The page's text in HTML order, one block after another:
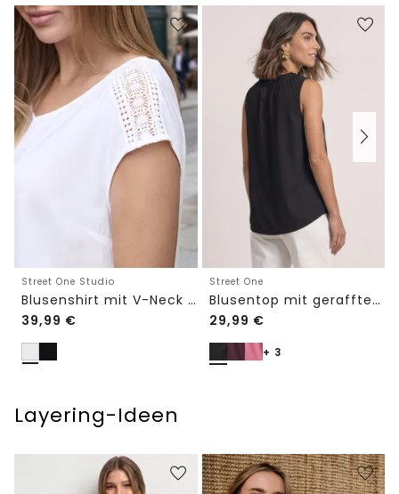
Street One Studio
Blusenshirt mit V-Neck und Spitze
39,99 €
Street One
Blusentop mit gerafftem Rundhals
29,99 €
+ 3
Layering-Ideen